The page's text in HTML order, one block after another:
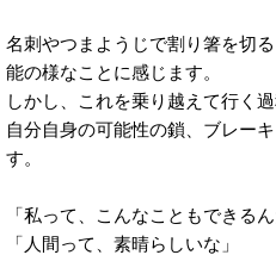
名刺やつまようじで割り箸を切
能の様なことに感じます。
しかし、これを乗り越えて行く過
自分自身の可能性の鎖、ブレー
す。
「私って、こんなこともできるん
「人間って、素晴らしいな」